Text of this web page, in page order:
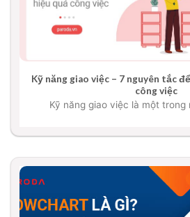
Kỹ năng giao việc – 7 nguyên tắc
công việc
Kỹ năng giao việc là một trong